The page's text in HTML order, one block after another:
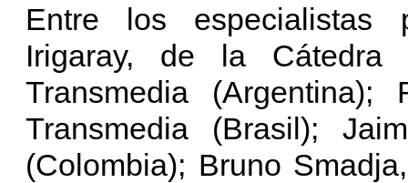
Entre los especialistas
Irigaray, de la Cátedra
Transmedia
Transmedia (Brasil);
(Colombia); Bruno